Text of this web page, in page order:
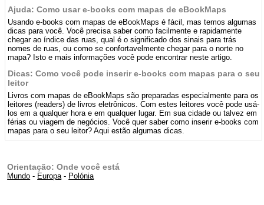
Ajuda: Como usar e-books com mapas de eBookMaps
Usando e-books com mapas de eBookMaps é fácil, mas temos algumas
dicas para você. Você precisa saber como facilmente e rapidamente
chegar ao índice das ruas, qual é o significado dos sinais para trás
nomes de ruas, ou como se confortavelmente chegar para o norte no
mapa? Isto e mais informações você pode encontrar neste artigo.
Dicas: Como você pode inserir e-books com mapas para o seu
leitor
Livros com mapas de eBookMaps são preparadas especialmente para os
leitores (readers) de livros eletrônicos. Com estes leitores você pode usá-
los em a qualquer hora e em qualquer lugar. Em sua cidade ou talvez em
férias ou viagem de negócios. Você quer saber como inserir e-books com
mapas para o seu leitor? Aqui estão algumas dicas.
Orientação: Onde você está
Mundo - Europa- Polónia